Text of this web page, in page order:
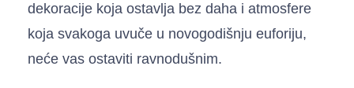
dekoracije koja ostavlja bez daha i atmosfere
koja svakoga uvuče u novogodišnju euforiju,
neće vas ostaviti ravnodušnim.